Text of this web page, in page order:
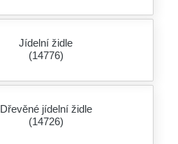
Jídelní židle
(14776)
Dřevěné jídelní židle
(14726)